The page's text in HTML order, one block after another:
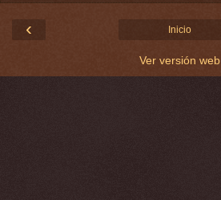
‹ Inicio
Ver versión web